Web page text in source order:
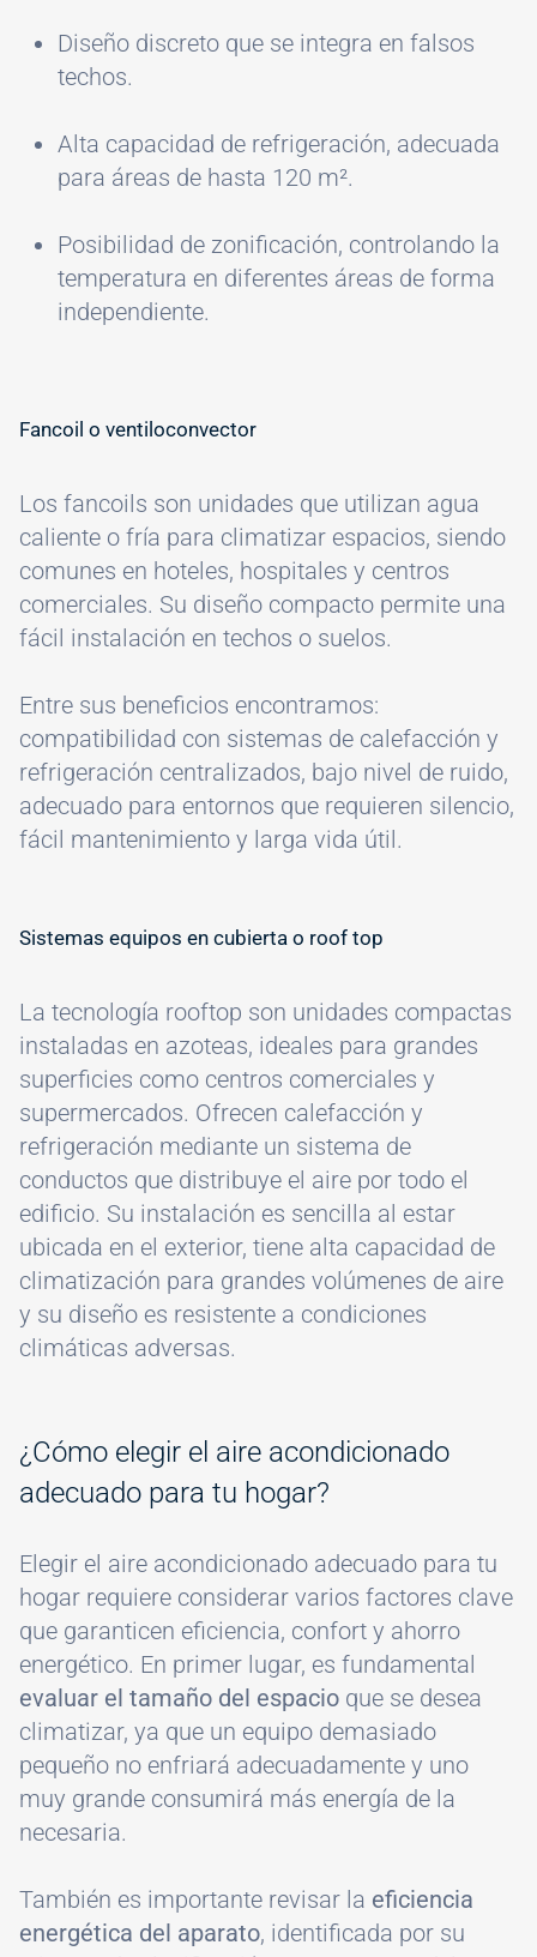
Diseño discreto que se integra en falsos
techos.
Alta capacidad de refrigeración, adecuada
para áreas de hasta 120 m².
Posibilidad de zonificación, controlando la
temperatura en diferentes áreas de forma
independiente.
Fancoil o ventiloconvector
Los fancoils son unidades que utilizan agua
caliente o fría para climatizar espacios, siendo
comunes en hoteles, hospitales y centros
comerciales. Su diseño compacto permite una
fácil instalación en techos o suelos.
Entre sus beneficios encontramos:
compatibilidad con sistemas de calefacción y
refrigeración centralizados, bajo nivel de ruido,
adecuado para entornos que requieren silencio,
fácil mantenimiento y larga vida útil.
Sistemas equipos en cubierta o roof top
La tecnología rooftop son unidades compactas
instaladas en azoteas, ideales para grandes
superficies como centros comerciales y
supermercados. Ofrecen calefacción y
refrigeración mediante un sistema de
conductos que distribuye el aire por todo el
edificio. Su instalación es sencilla al estar
ubicada en el exterior, tiene alta capacidad de
climatización para grandes volúmenes de aire
y su diseño es resistente a condiciones
climáticas adversas.
¿Cómo elegir el aire acondicionado
adecuado para tu hogar?
Elegir el aire acondicionado adecuado para tu
hogar requiere considerar varios factores clave
que garanticen eficiencia, confort y ahorro
energético. En primer lugar, es fundamental
evaluar el tamaño del espacio que se desea
climatizar, ya que un equipo demasiado
pequeño no enfriará adecuadamente y uno
muy grande consumirá más energía de la
necesaria.
También es importante revisar la eficiencia
energética del aparato, identificada por su